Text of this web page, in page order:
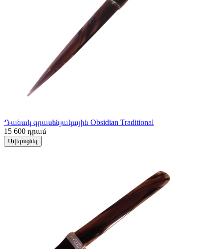
Դանակ գրասենյակային Obsidian Traditional
15 600 դրամ
Ավելացնել